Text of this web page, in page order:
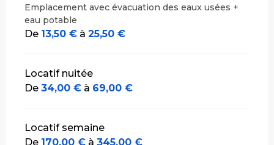
Emplacement avec évacuation des eaux usées +
eau potable
De 13,50 € à 25,50 €
Locatif nuitée
De 34,00 € à 69,00 €
Locatif semaine
De 170,00 € à 345,00 €